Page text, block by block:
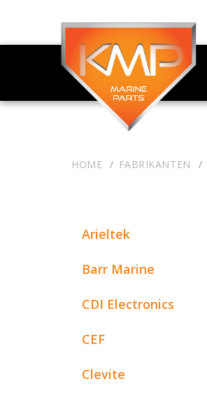
HOME FABRIKANTEN
Arieltek
Barr Marine
CDI Electronics
CEF
Clevite